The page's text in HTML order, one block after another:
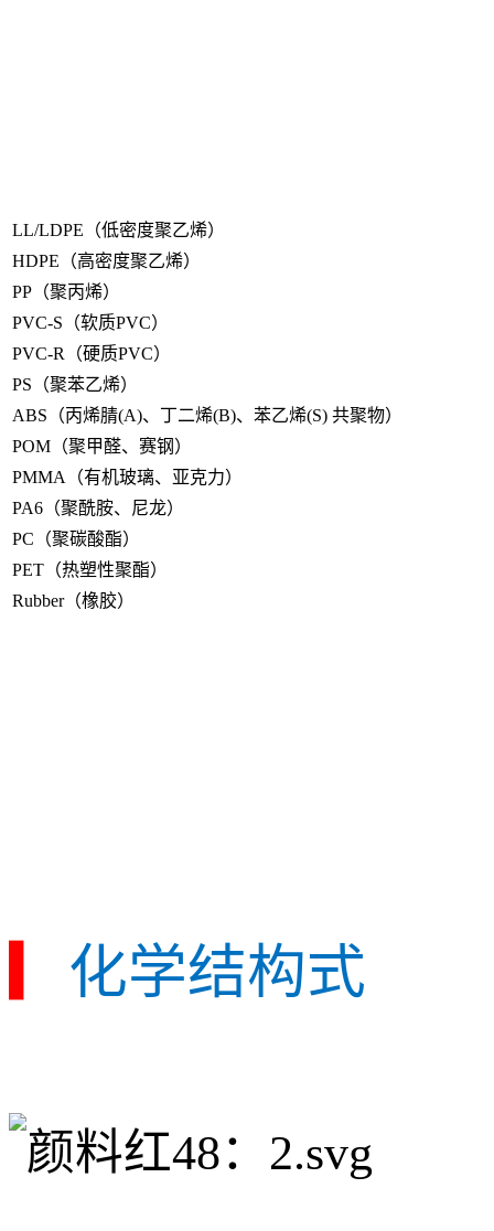
LL/LDPE（低密度聚乙烯）
HDPE（高密度聚乙烯）
PP（聚丙烯）
PVC-S（软质PVC）
PVC-R（硬质PVC）
PS（聚苯乙烯）
ABS（丙烯腈(A)、丁二烯(B)、苯乙烯(S) 共聚物）
POM（聚甲醛、赛钢）
PMMA（有机玻璃、亚克力）
PA6（聚酰胺、尼龙）
PC（聚碳酸酯）
PET（热塑性聚酯）
Rubber（橡胶）
化学结构式